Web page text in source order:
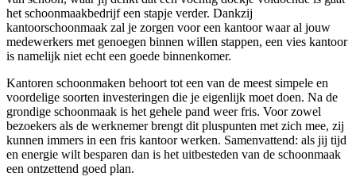
het schoonmaakbedrijf een stapje verder. Dankzij
kantoorschoonmaak zal je zorgen voor een kantoor waar al jouw
medewerkers met genoegen binnen willen stappen, een vies kantoor
is namelijk niet echt een goede binnenkomer.
Kantoren schoonmaken behoort tot een van de meest simpele en
voordelige soorten investeringen die je eigenlijk moet doen. Na de
grondige schoonmaak is het gehele pand weer fris. Voor zowel
bezoekers als de werknemer brengt dit pluspunten met zich mee, zij
kunnen immers in een fris kantoor werken. Samenvattend: als jij tijd
en energie wilt besparen dan is het uitbesteden van de schoonmaak
een ontzettend goed plan.